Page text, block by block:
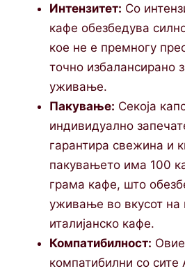
Интензитет: Со
кафе обезбедува
кое не е премногу
точно избалансирано
уживање.
Пакување: Секоја
индивидуално
гарантира свежина и
пакувањето има 100
грама кафе, што
уживање во вкусот на
италијанско кафе.
Компатибилност:
компатибилни со сите